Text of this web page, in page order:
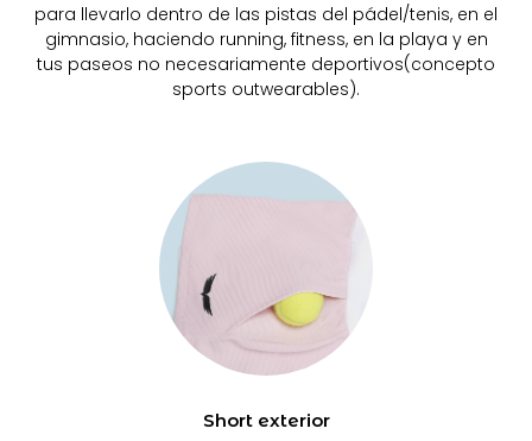
para llevarlo dentro de las pistas del pádel/tenis, en el
gimnasio, haciendo running, fitness, en la playa y en
tus paseos no necesariamente deportivos(concepto
sports outwearables).
Short exterior